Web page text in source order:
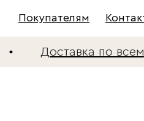
Покупателям
Доставка по всему